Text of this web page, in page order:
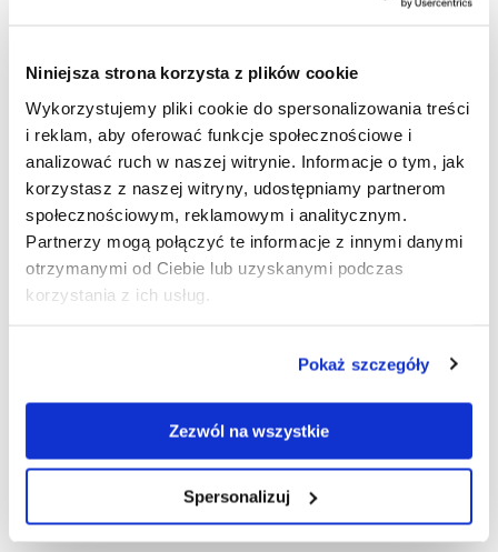
Niniejsza strona korzysta z plików cookie
Wykorzystujemy pliki cookie do spersonalizowania treści
i reklam, aby oferować funkcje społecznościowe i
analizować ruch w naszej witrynie. Informacje o tym, jak
korzystasz z naszej witryny, udostępniamy partnerom
społecznościowym, reklamowym i analitycznym.
Partnerzy mogą połączyć te informacje z innymi danymi
otrzymanymi od Ciebie lub uzyskanymi podczas
korzystania z ich usług.
Pokaż szczegóły
Zezwól na wszystkie
Spersonalizuj
Graphic design
Made of materials provided by a client.
FABRIC COUNTER
RECTANGLE